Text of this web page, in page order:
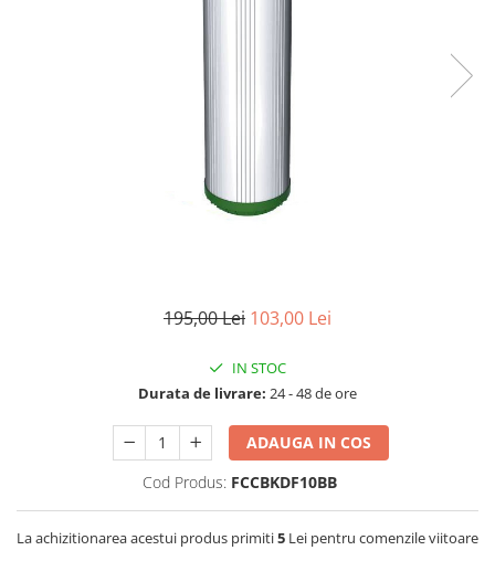
Cartuse Big Blue 20"
Mansoane Cintropur
Membrane osmoza inversa
Membrana Ultrafiltrare
Cartuse diverse
195,00 Lei 103,00 Lei
IN STOC
Durata de livrare: 24 - 48 de ore
ADAUGA IN COS
Cod Produs: FCCBKDF10BB
La achizitionarea acestui produs primiti5 Lei pentru comenzile viitoare